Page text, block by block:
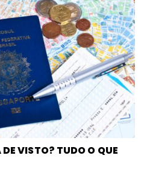
VISTO? TUDO O QUE